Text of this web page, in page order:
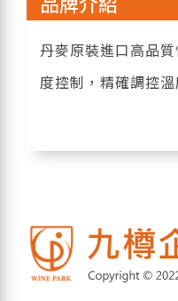
丹麥原裝進口高品
度控制，精確調控